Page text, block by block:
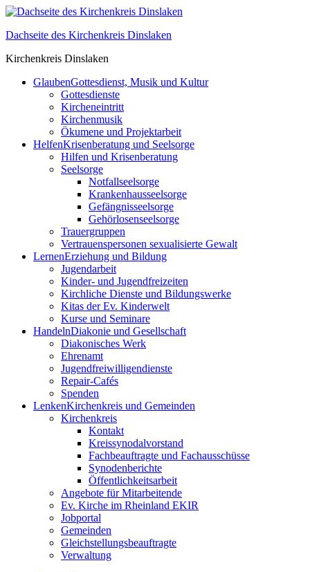
Skip
content
Dachseite des Kirchenkreis Dinslaken
Kirchenkreis Dinslaken
GlaubenGottesdienst, Musik und Kultur
Gottesdienste
Kircheneintritt
Kirchenmusik
Ökumene und Projektarbeit
HelfenKrisenberatung und Seelsorge
Hilfen und Krisenberatung
Seelsorge
Notfallseelsorge
Krankenhausseelsorge
Gefängnisseelsorge
Gehörlosenseelsorge
Trauergruppen
Vertrauenspersonen sexualisierte Gewalt
LernenErziehung und Bildung
Jugendarbeit
Kinder- und Jugendfreizeiten
Kirchliche Dienste und Bildungswerke
Kitas der Ev. Kinderwelt
Kurse und Seminare
HandelnDiakonie und Gesellschaft
Diakonisches Werk
Ehrenamt
Jugendfreiwilligendienste
Repair-Cafés
Spenden
LenkenKirchenkreis und Gemeinden
Kirchenkreis
Kontakt
Kreissynodalvorstand
Fachbeauftragte und Fachausschüsse
Synodenberichte
Öffentlichkeitsarbeit
Angebote für Mitarbeitende
Ev. Kirche im Rheinland EKIR
Jobportal
Gemeinden
Gleichstellungs­­­beauftragte
Verwaltung